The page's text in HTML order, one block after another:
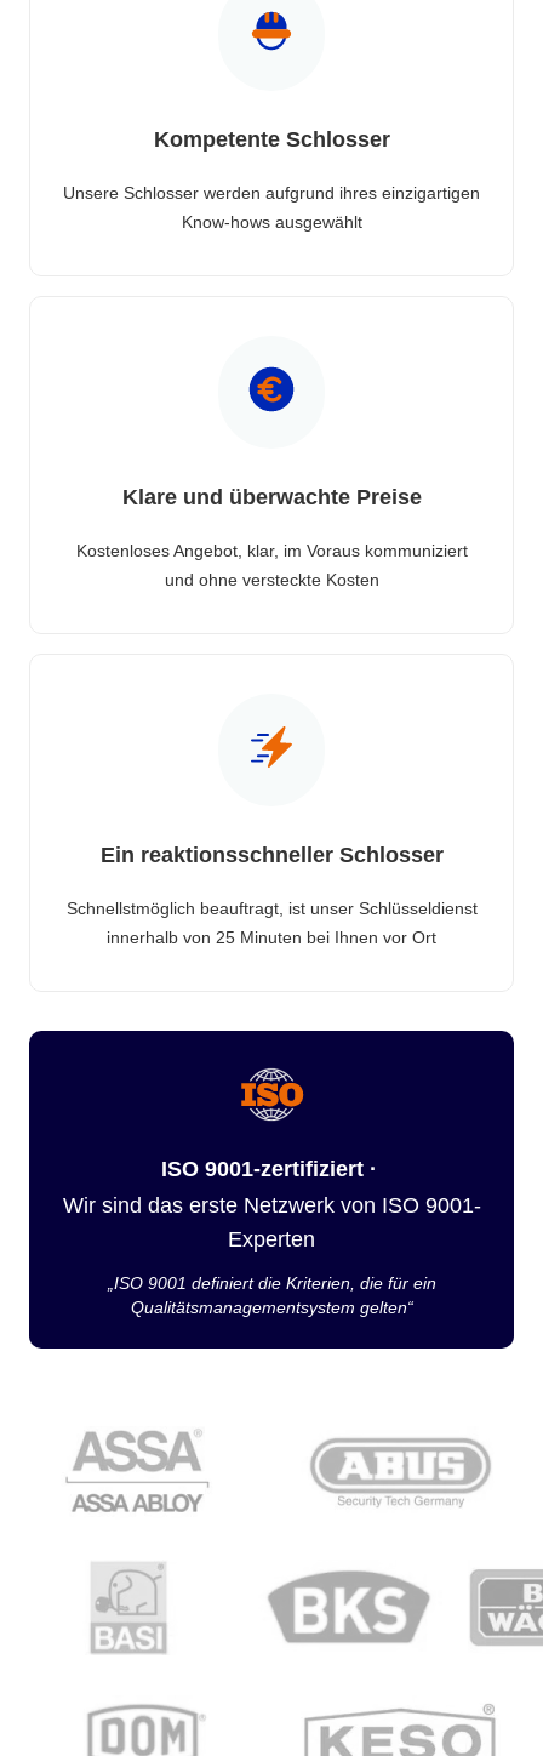
Kompetente Schlosser
Unsere Schlosser werden aufgrund ihres einzigartigen
Know-hows ausgewählt
Klare und überwachte Preise
Kostenloses Angebot, klar, im Voraus kommuniziert
und ohne versteckte Kosten
Ein reaktionsschneller Schlosser
Schnellstmöglich beauftragt, ist unser Schlüsseldienst
innerhalb von 25 Minuten bei Ihnen vor Ort
ISO 9001-zertifiziert ·
Wir sind das erste Netzwerk von ISO 9001-
Experten
„ISO 9001 definiert die Kriterien, die für ein
Qualitätsmanagementsystem gelten“